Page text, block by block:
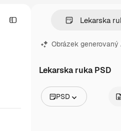
Obrázek generovaný
Lekarska ruka PSD
PSD